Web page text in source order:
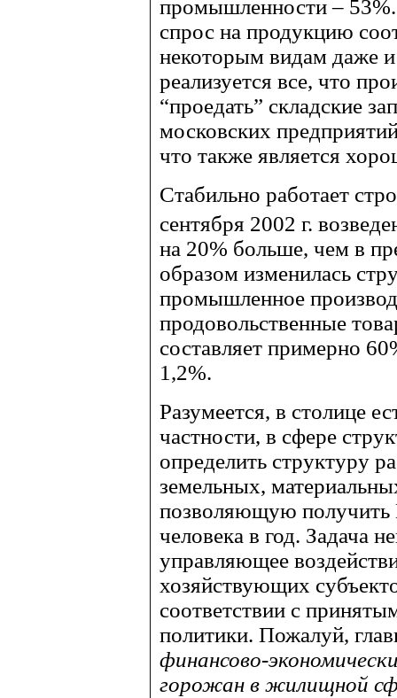
промышленности –
спрос на продукцию
некоторым видам даже и
реализуется все, что
“проедать” складские
московских
что также является
Стабильно работает
сентября 2002 г.
на 20% больше, чем в
образом изменилась
промышленное
продовольственные
составляет примерно
1,2%.
Разумеется, в столице
частности, в сфере
определить структуру
земельных,
позволяющую получить
человека в год. Задача
управляющее
хозяйствующих
соответствии с
политики. Пожалуй,
финансово-
горожан в жилищной